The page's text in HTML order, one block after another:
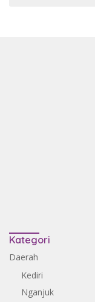
Kategori
Daerah
Kediri
Nganjuk